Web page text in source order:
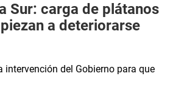
Sur: carga de plátanos
a deteriorarse
intervención del Gobierno para que